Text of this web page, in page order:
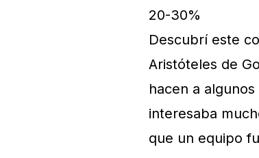
20-30%
Descubrí este
Aristóteles de
hacen a
interesaba
que un equipo